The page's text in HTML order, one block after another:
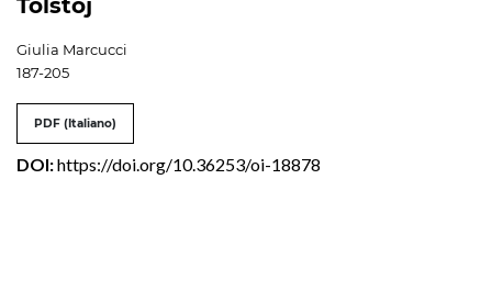
Giulia Marcucci
187-205
PDF (Italiano)
DOI:https://doi.org/10.36253/oi-18878